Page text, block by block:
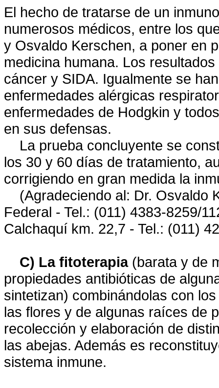
El hecho de tratarse de un
numerosos médicos, entre los
y Osvaldo Kerschen, a poner en
medicina humana. Los
cáncer y SIDA. Igualmente se
enfermedades alérgicas
enfermedades de Hodgkin y
en sus defensas.
La prueba concluyente se
los 30 y 60 días de tratamiento,
corrigiendo en gran medida la
(Agradeciendo al: Dr. Osvaldo
Federal - Tel.: (011) 4383-8259/
Calchaquí km. 22,7 - Tel.: (011)
C) La fitoterapia(barata y de
propiedades antibióticas de
sintetizan) combinándolas con
las flores y de algunas raíces de
recolección y elaboración de
las abejas. Además es
sistema inmune.